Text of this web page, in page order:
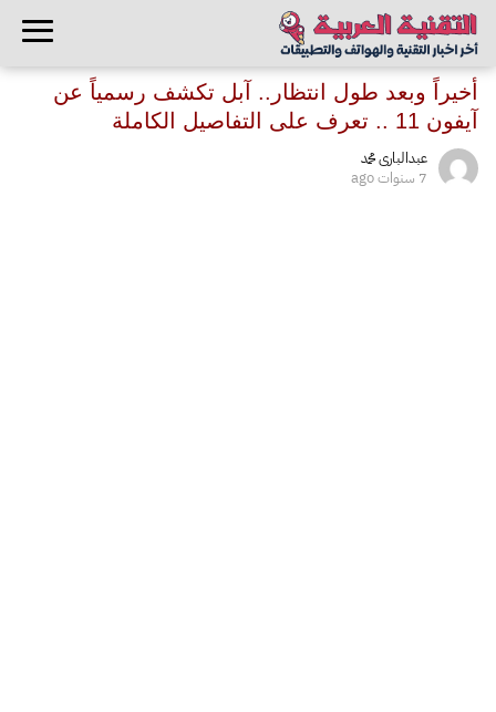
أخيراً وبعد طول انتظار.. آبل تكشف رسمياً عن
آيفون 11 .. تعرف على التفاصيل الكاملة
عبدالبارى محمد
7 سنوات ago